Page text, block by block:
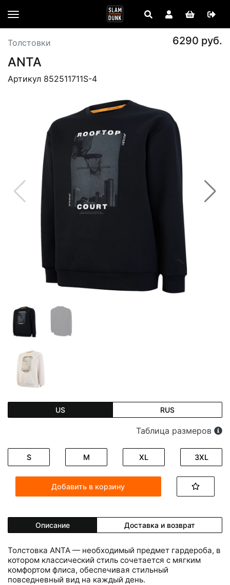
Толстовки 6290 руб.
ANTA
Артикул 852511711S-4
US RUS
Таблица размеров
S M XL 3XL
Добавить в корзину
Описание Доставка и возврат
Толстовка ANTA — необходимый предмет гардероба, в
котором классический стиль сочетается с мягким
комфортом флиса, обеспечивая стильный
повседневный вид на каждый день.